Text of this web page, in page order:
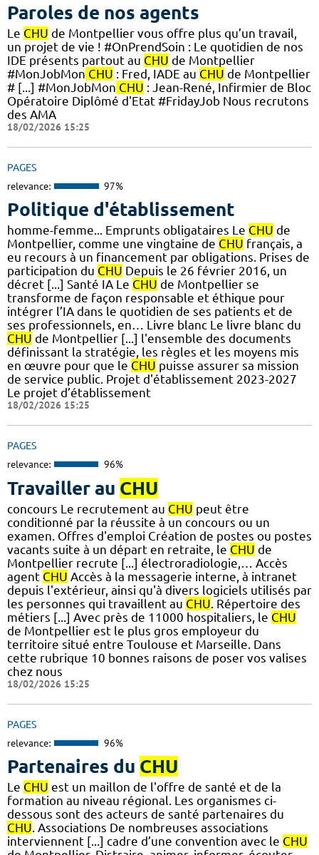
Paroles de nos agents
Le CHU de Montpellier vous offre plus qu’un travail,
un projet de vie ! #OnPrendSoin : Le quotidien de nos
IDE présents partout au CHU de Montpellier
#MonJobMon CHU : Fred, IADE au CHU de Montpellier
# [...] #MonJobMon CHU : Jean-René, Infirmier de Bloc
Opératoire Diplômé d'Etat #FridayJob Nous recrutons
des AMA
18/02/2026 15:25
PAGES
relevance: 97%
Politique d'établissement
homme-femme... Emprunts obligataires Le CHU de
Montpellier, comme une vingtaine de CHU français, a
eu recours à un financement par obligations. Prises de
participation du CHU Depuis le 26 février 2016, un
décret [...] Santé IA Le CHU de Montpellier se
transforme de façon responsable et éthique pour
intégrer l’IA dans le quotidien de ses patients et de
ses professionnels, en… Livre blanc Le livre blanc du
CHU de Montpellier [...] l'ensemble des documents
définissant la stratégie, les règles et les moyens mis
en œuvre pour que le CHU puisse assurer sa mission
de service public. Projet d'établissement 2023-2027
Le projet d’établissement
18/02/2026 15:25
PAGES
relevance: 96%
Travailler au CHU
concours Le recrutement au CHU peut être
conditionné par la réussite à un concours ou un
examen. Offres d'emploi Création de postes ou postes
vacants suite à un départ en retraite, le CHU de
Montpellier recrute [...] électroradiologie,… Accès
agent CHU Accès à la messagerie interne, à intranet
depuis l'extérieur, ainsi qu'à divers logiciels utilisés par
les personnes qui travaillent au CHU . Répertoire des
métiers [...] Avec près de 11000 hospitaliers, le CHU
de Montpellier est le plus gros employeur du
territoire situé entre Toulouse et Marseille. Dans
cette rubrique 10 bonnes raisons de poser vos valises
chez nous
18/02/2026 15:25
PAGES
relevance: 96%
Partenaires du CHU
Le CHU est un maillon de l'offre de santé et de la
formation au niveau régional. Les organismes ci-
dessous sont des acteurs de santé partenaires du
CHU. Associations De nombreuses associations
interviennent [...] cadre d’une convention avec le CHU